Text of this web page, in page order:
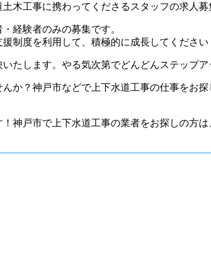
木工事に携わってくださるスタッフの求人募
経験者のみの募集です。
制度を利用して、積極的に成長してください
たします。やる気次第でどんどんステップア
か？神戸市などで上下水道工事の仕事をお
神戸市で上下水道工事の業者をお探しの方は